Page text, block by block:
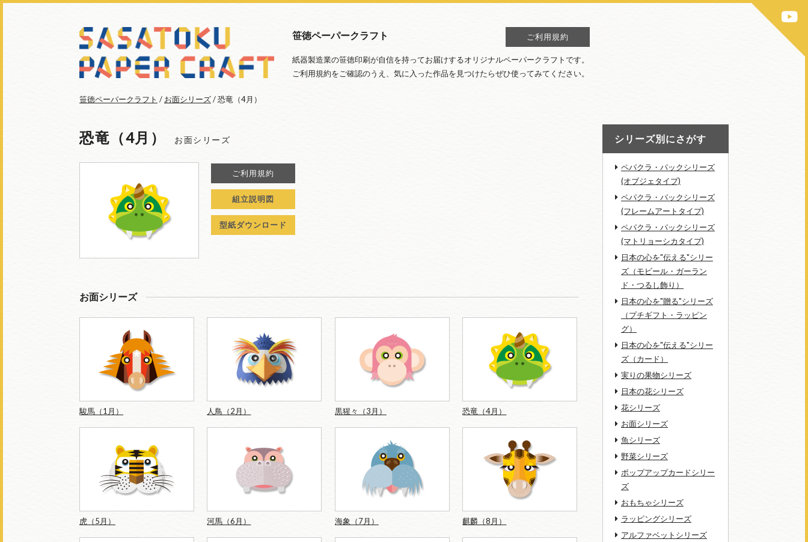
笹徳ペーパークラフト ご利用規約
紙器製造業の笹徳印刷が自信を持ってお届けするオリジナルペーパークラフトです。
ご利用規約をご確認のうえ、気に入った作品を見つけたらぜひ使ってみてください。
笹徳ペーパークラフト / お面シリーズ/ 恐竜（4月）
恐竜（4月） お面シリーズ
ご利用規約
組立説明図
型紙ダウンロード
お面シリーズ
駿馬（1月） 人鳥（2月） 黒猩々（3月） 恐竜（4月）
虎（5月） 河馬（6月） 海象（7月） 麒麟（8月）
シリーズ別にさがす
ペパクラ・パックシリーズ
(オブジェタイプ)
ペパクラ・パックシリーズ
(フレームアートタイプ)
ペパクラ・パックシリーズ
(マトリョーシカタイプ)
日本の心を"伝える"シリー
ズ（モビール・ガーラン
ド・つるし飾り）
日本の心を"贈る"シリーズ
（プチギフト・ラッピン
グ）
日本の心を"伝える"シリー
ズ（カード）
実りの果物シリーズ
日本の花シリーズ
花シリーズ
お面シリーズ
魚シリーズ
野菜シリーズ
ポップアップカードシリー
ズ
おもちゃシリーズ
ラッピングシリーズ
アルファベットシリーズ